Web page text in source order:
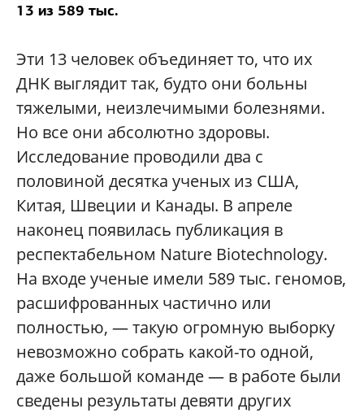
13 из 589 тыс.
Эти 13 человек объединяет то, что их
ДНК выглядит так, будто они больны
тяжелыми, неизлечимыми болезнями.
Но все они абсолютно здоровы.
Исследование проводили два с
половиной десятка ученых из США,
Китая, Швеции и Канады. В апреле
наконец появилась публикация в
респектабельном Nature Biotechnology.
На входе ученые имели 589 тыс. геномов,
расшифрованных частично или
полностью, — такую огромную выборку
невозможно собрать какой-то одной,
даже большой команде — в работе были
сведены результаты девяти других